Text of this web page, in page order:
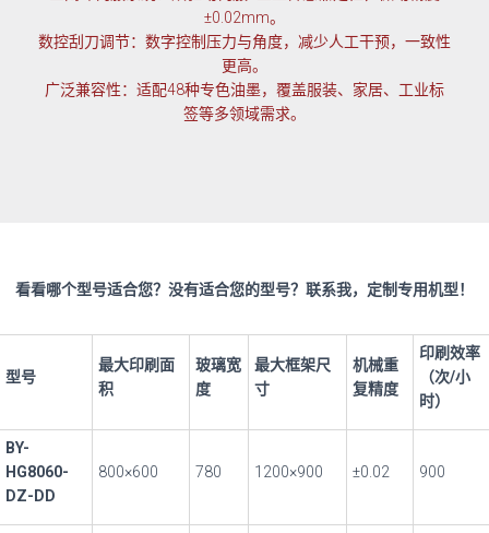
±0.02mm。
数控刮刀调节：数字控制压力与角度，减少人工干预，一致性
更高。
广泛兼容性：适配48种专色油墨，覆盖服装、家居、工业标
签等多领域需求。
看看哪个型号适合您？没有适合您的型号？联系我，定制专用机型！
型号
最大印刷面
积
玻璃宽
度
最大框架尺
寸
机械重
复精度
印刷效率
（次/小
时）
BY-
HG8060-
DZ-DD
800×600 780 1200×900 ±0.02 900